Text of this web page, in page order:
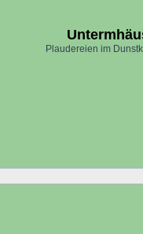
Plaudereien im